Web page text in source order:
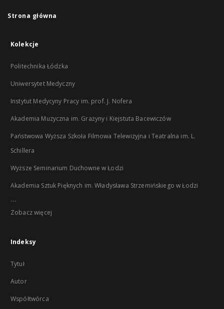
Strona główna
Kolekcje
Politechnika Łódzka
Uniwersytet Medyczny
Instytut Medycyny Pracy im. prof. J. Nofera
Akademia Muzyczna im. Grażyny i Kiejstuta Bacewiczów
Państwowa Wyższa Szkoła Filmowa Telewizyjna i Teatralna im. L.
Schillera
Wyższe Seminarium Duchowne w Łodzi
Akademia Sztuk Pięknych im. Władysława Strzemińskiego w Łodzi
...
Zobacz więcej
Indeksy
Tytuł
Autor
Współtwórca